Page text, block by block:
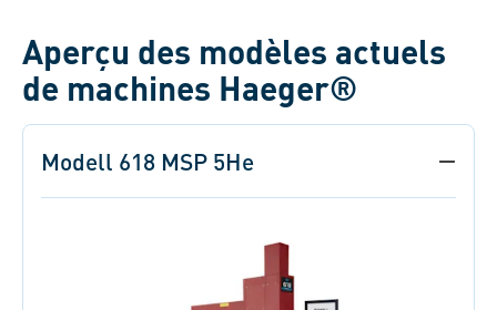
Aperçu des modèles actuels
de machines Haeger®
Modell 618 MSP 5He